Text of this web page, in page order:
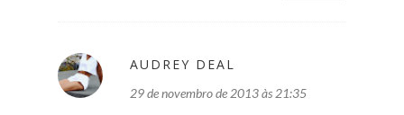
AUDREY DEAL
29 de novembro de 2013 às 21:35